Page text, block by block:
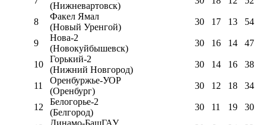
(Нижневартовск)
8
Факел Ямал
(Новый Уренгой)
30 17 13 54
9
Нова-2
(Новокуйбышевск)
30 16 14 47
10
Горький-2
(Нижний Новгород)
30 14 16 38
11
Оренбуржье-УОР
(Оренбург)
30 12 18 34
12
Белогорье-2
(Белгород)
30 11 19 30
Динамо-БашГАУ